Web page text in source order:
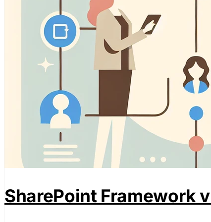
SharePoint Framework